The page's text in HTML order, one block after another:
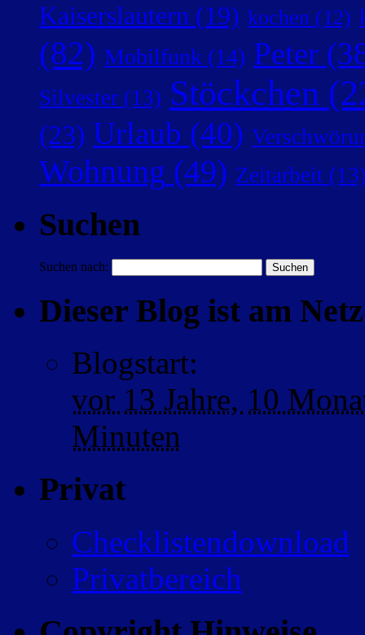
Kaiserslautern (19) kochen (12)
(82) Mobilfunk (14) Peter
Silvester (13) Stöckchen
(23) Urlaub (40)
Wohnung (49) Zeitarbeit
Suchen
Suchen nach:
Dieser Blog ist am
Blogstart:
vor 13 Jahre, 10
Minuten
Privat
Checklistendownload
Privatbereich